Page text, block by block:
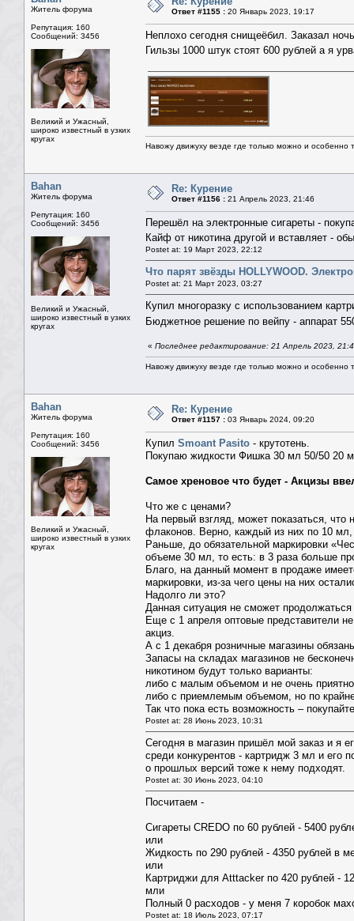
Житель форума
Репутация: 160
Сообщений: 3456
Великий и Ужасный,
широко известный в узких
кругах
Ответ #1155 : 20 Январь 2023, 19:17
Неплохо сегодня снищеёбил. Заказал
Гильзы 1000 штук стоят 600 рублей а я
Навожу движуху везде где только можно и особенно
Bahan
Житель форума
Репутация: 160
Сообщений: 3456
Великий и Ужасный,
широко известный в узких
кругах
Re: Курение
Ответ #1156 : 21 Апрель 2023, 21:46
Перешёл на электронные сигареты -
Кайф от никотина другой и вставляет -
Postet at: 19 Март 2023, 22:12
Что парят звёзды HOLLYWOOD.
Postet at: 21 Март 2023, 03:27
Купил многоразку с использованием
Бюджетное решение по вейпу - аппарат
« Последнее редактирование: 21 Апрель 2023,
Навожу движуху везде где только можно и особенно
Bahan
Житель форума
Репутация: 160
Сообщений: 3456
Великий и Ужасный,
широко известный в узких
кругах
Re: Курение
Ответ #1157 : 03 Январь 2024, 09:20
Купил Smoant Pasito - крутотень.
Покупаю жидкости Фишка 30 мл 50/50 20
Самое хреновое что будет - Акцизы
Что же с ценами?
На первый взгляд, может показаться, что
флаконов. Верно, каждый из них по 10
Раньше, до обязательной маркировки
объеме 30 мл, то есть: в 3 раза больше
Благо, на данный момент в продаже
маркировки, из-за чего цены на них
Надолго ли это?
Данная ситуация не сможет продолжаться
Еще с 1 апреля оптовые представители
акциз.
А с 1 декабря розничные магазины
Запасы на складах магазинов не
никотином будут только варианты:
либо с малым объемом и не очень
либо с приемлемым объемом, но по
Так что пока есть возможность –
Postet at: 28 Июнь 2023, 10:31
Сегодня в магазин пришёл мой заказ и я
среди конкурентов - картридж 3 мл и его
о прошлых версий тоже к нему подходят.
Postet at: 30 Июнь 2023, 04:10
Посчитаем -
Сигареты CREDO по 60 рублей - 5400
или
Жидкость по 290 рублей - 4350 рублей в
или
Картриджи для Atttacker по 420 рублей -
мли
Полный 0 расходов - у меня 7 коробок
Postet at: 18 Июль 2023, 07:17